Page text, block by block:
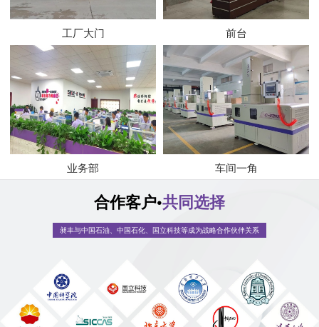
工厂大门 前台
业务部 车间一角
合作客户•共同选择
昶丰与中国石油、中国石化、国立科技等成为战略合作伙伴关系